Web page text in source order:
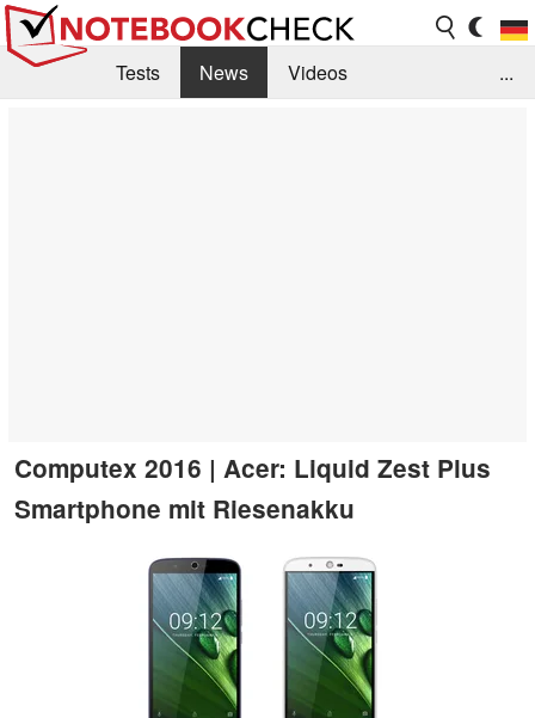
Tests News
Videos
...
Computex 2016 | Acer: Liquid Zest Plus
Smartphone mit Riesenakku